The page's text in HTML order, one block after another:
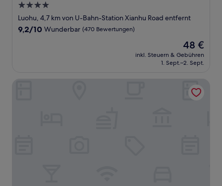
4.0-
Sterne-
Unterkunft
Luohu, 4,7 km von U-Bahn-Station Xianhu Road entfernt
9.2
9,2/10 Wunderbar (470 Bewertungen)
Der
Preis
beträgt
48 €
inkl. Steuern & Gebühren
1. Sept.–2. Sept.